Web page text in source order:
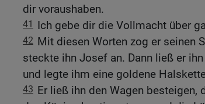
dir voraushaben.
41 Ich gebe dir die Vollmacht über
42 Mit diesen Worten zog er seinen
steckte ihn Josef an. Dann ließ er
und legte ihm eine goldene
43 Er ließ ihn den Wagen besteigen,